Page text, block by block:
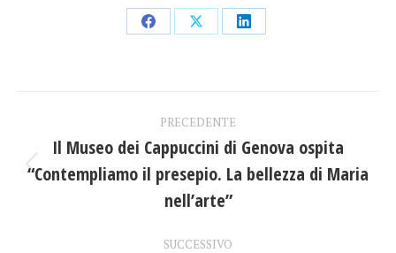
CondividiCondividiCondividi
tra
PRECEDENTE
Post
precedente:
Il Museo dei Cappuccini di Genova ospita
“Contempliamo il presepio. La bellezza di Maria
nell’arte”
SUCCESSIVO